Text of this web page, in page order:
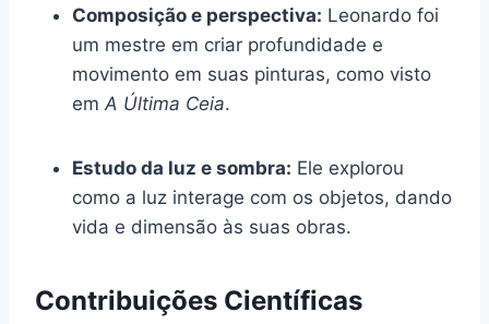
Composição e perspectiva: Leonardo foi
um mestre em criar profundidade e
movimento em suas pinturas, como visto
em A Última Ceia.
Estudo da luz e sombra: Ele explorou
como a luz interage com os objetos, dando
vida e dimensão às suas obras.
Contribuições Científicas